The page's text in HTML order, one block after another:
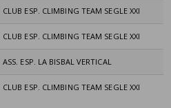
CLUB ESP. CLIMBING TEAM SEGLE XXI
CLUB ESP. CLIMBING TEAM SEGLE XXI
ASS. ESP. LA BISBAL VERTICAL
CLUB ESP. CLIMBING TEAM SEGLE XXI